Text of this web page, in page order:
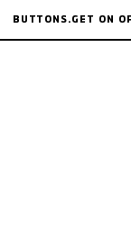
BUTTONS.GET ON